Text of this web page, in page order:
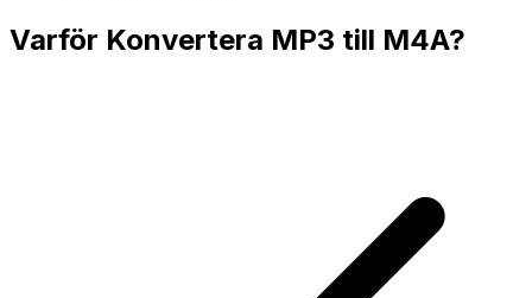
Varför Konvertera MP3 till M4A?